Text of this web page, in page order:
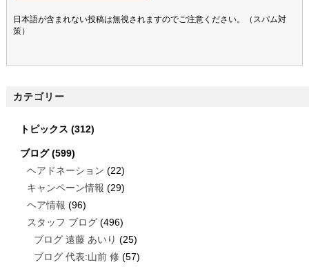
日本語が含まれない投稿は無視されますのでご注意ください。（スパム対
策）
カテゴリー
トピックス (312)
ブログ(599)
ヘアドネーション (22)
キャンペーン情報 (29)
ヘア情報 (96)
スタッフ ブログ(496)
ブログ 遠藤 あいり (25)
ブログ 代表:山前 修 (57)